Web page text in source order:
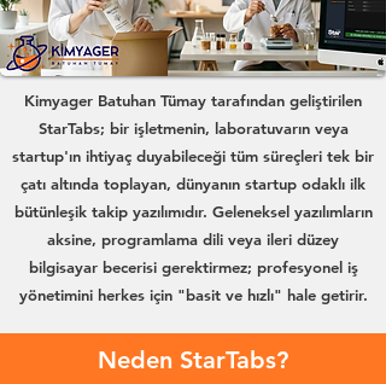
Kimyager Batuhan Tümay tarafından geliştirilen
StarTabs; bir işletmenin, laboratuvarın veya
startup'ın ihtiyaç duyabileceği tüm süreçleri tek bir
çatı altında toplayan, dünyanın startup odaklı ilk
bütünleşik takip yazılımıdır. Geleneksel yazılımların
aksine, programlama dili veya ileri düzey
bilgisayar becerisi gerektirmez; profesyonel iş
yönetimini herkes için "basit ve hızlı" hale getirir.
Neden StarTabs?